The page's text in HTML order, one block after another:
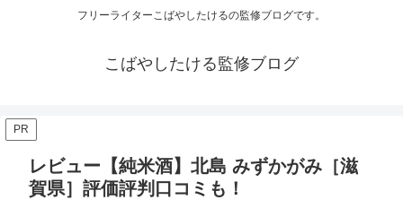
フリーライターこばやしたけるの監修ブログです。
こばやしたける監修ブログ
PR
レビュー【純米酒】北島 みずかがみ［滋
賀県］評価評判口コミも！